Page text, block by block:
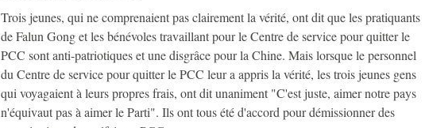
Trois jeunes, qui ne comprenaient pas clairement la vérité, ont dit que les pratiquants
de Falun Gong et les bénévoles travaillant pour le Centre de service pour quitter le
PCC sont anti-patriotiques et une disgrâce pour la Chine. Mais lorsque le personnel
du Centre de service pour quitter le PCC leur a appris la vérité, les trois jeunes gens
qui voyagaient à leurs propres frais, ont dit unaniment "C'est juste, aimer notre pays
n'équivaut pas à aimer le Parti". Ils ont tous été d'accord pour démissionner des